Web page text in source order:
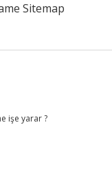
Sitemap
işe yarar ?